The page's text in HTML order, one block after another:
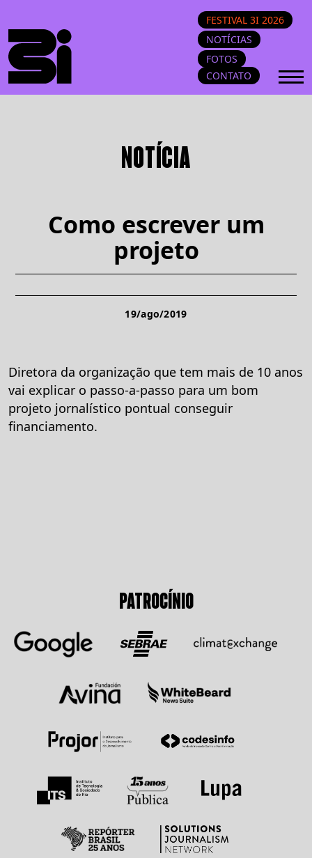
FESTIVAL 3I 2026
NOTÍCIAS
FOTOS
CONTATO
NOTÍCIA
Como escrever um
projeto
19/ago/2019
Diretora da organização que tem mais de 10 anos
vai explicar o passo-a-passo para um bom
projeto jornalístico pontual conseguir
financiamento.
PATROCÍNIO